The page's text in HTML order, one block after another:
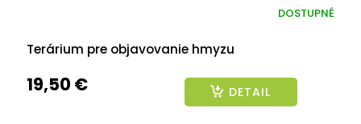
Terárium pre objavovanie hmyzu
DOSTUPNÉ
19,50 € DETAIL